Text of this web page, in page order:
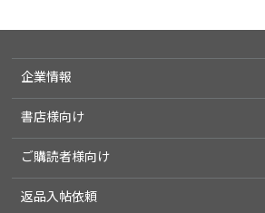
企業情報
書店様向け
ご購読者様向け
返品入帖依頼